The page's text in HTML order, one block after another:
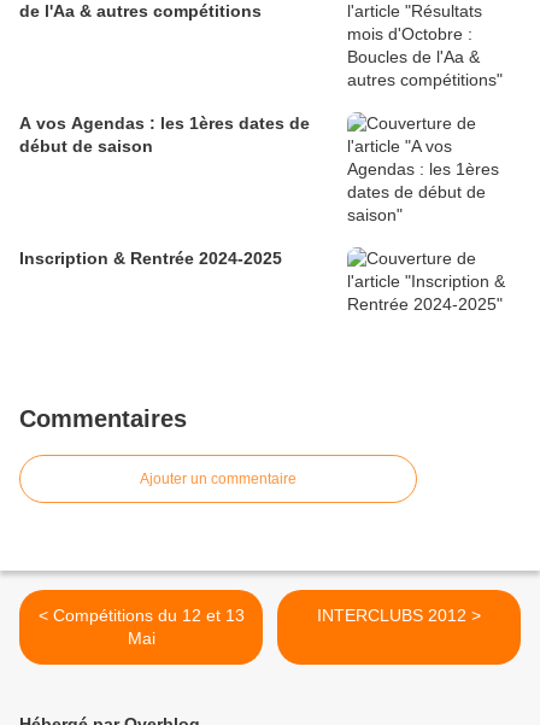
de l'Aa & autres compétitions
A vos Agendas : les 1ères dates de
début de saison
Inscription & Rentrée 2024-2025
Commentaires
Ajouter un commentaire
< Compétitions du 12 et 13
Mai
INTERCLUBS 2012 >